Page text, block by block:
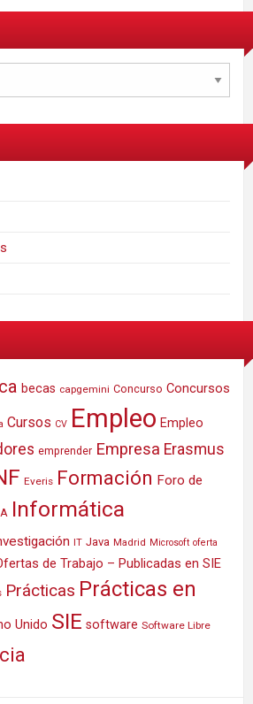
becas capgemini Concurso Concursos
Cursos CV Empleo Empleo
emprender Empresa Erasmus
Everis Formación Foro de
Informática
IT Java Madrid Microsoft oferta
de Trabajo – Publicadas en SIE
Prácticas Prácticas en
Unido SIE software Software Libre